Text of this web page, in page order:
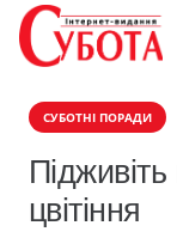
СУБОТНІ ПОРАДИ
цвітіння